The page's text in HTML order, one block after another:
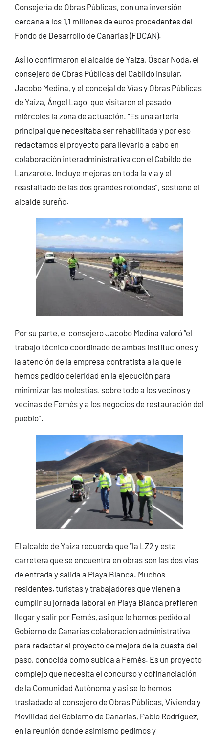
Consejería de Obras Públicas, con una inversión
cercana a los 1,1 millones de euros procedentes del
Fondo de Desarrollo de Canarias (FDCAN).
Así lo confirmaron el alcalde de Yaiza, Óscar Noda, el
consejero de Obras Públicas del Cabildo insular,
Jacobo Medina, y el concejal de Vías y Obras Públicas
de Yaiza, Ángel Lago, que visitaron el pasado
miércoles la zona de actuación. “Es una arteria
principal que necesitaba ser rehabilitada y por eso
redactamos el proyecto para llevarlo a cabo en
colaboración interadministrativa con el Cabildo de
Lanzarote. Incluye mejoras en toda la vía y el
reasfaltado de las dos grandes rotondas”, sostiene el
alcalde sureño.
Por su parte, el consejero Jacobo Medina valoró “el
trabajo técnico coordinado de ambas instituciones y
la atención de la empresa contratista a la que le
hemos pedido celeridad en la ejecución para
minimizar las molestias, sobre todo a los vecinos y
vecinas de Femés y a los negocios de restauración del
pueblo”.
El alcalde de Yaiza recuerda que “la LZ2 y esta
carretera que se encuentra en obras son las dos vías
de entrada y salida a Playa Blanca. Muchos
residentes, turistas y trabajadores que vienen a
cumplir su jornada laboral en Playa Blanca prefieren
llegar y salir por Femés, así que le hemos pedido al
Gobierno de Canarias colaboración administrativa
para redactar el proyecto de mejora de la cuesta del
paso, conocida como subida a Femés. Es un proyecto
complejo que necesita el concurso y cofinanciación
de la Comunidad Autónoma y así se lo hemos
trasladado al consejero de Obras Públicas, Vivienda y
Movilidad del Gobierno de Canarias, Pablo Rodríguez,
en la reunión donde asimismo pedimos y